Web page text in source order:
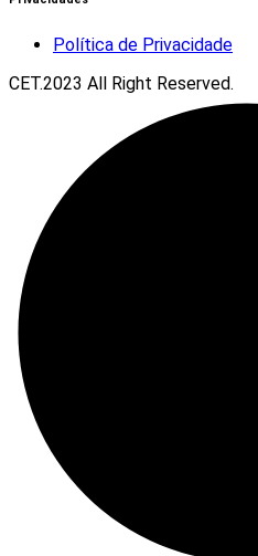
Política de Privacidade
CET.2023 All Right Reserved.